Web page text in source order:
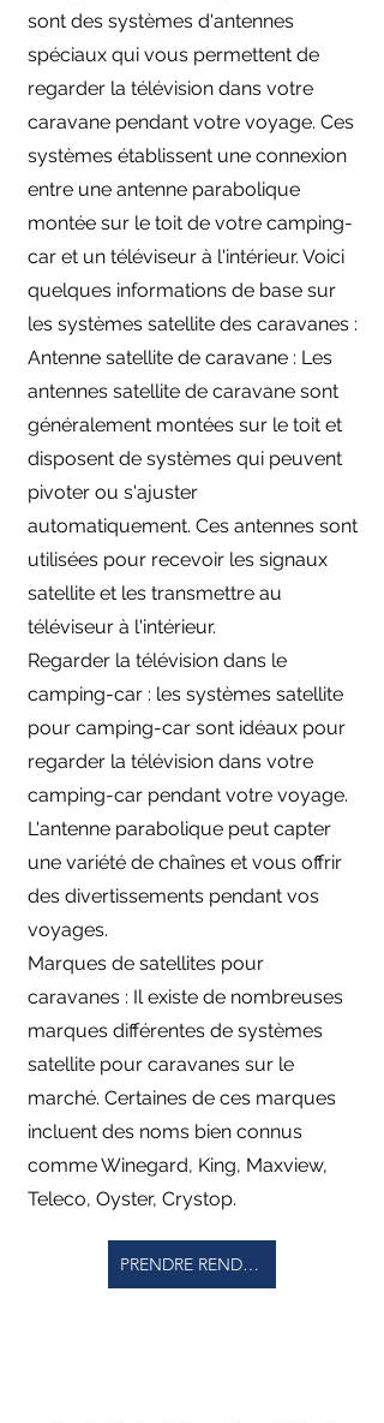
sont des systèmes d'antennes
spéciaux qui vous permettent de
regarder la télévision dans votre
caravane pendant votre voyage. Ces
systèmes établissent une connexion
entre une antenne parabolique
montée sur le toit de votre camping-
car et un téléviseur à l'intérieur. Voici
quelques informations de base sur
les systèmes satellite des caravanes :
Antenne satellite de caravane : Les
antennes satellite de caravane sont
généralement montées sur le toit et
disposent de systèmes qui peuvent
pivoter ou s'ajuster
automatiquement. Ces antennes sont
utilisées pour recevoir les signaux
satellite et les transmettre au
téléviseur à l'intérieur.
Regarder la télévision dans le
camping-car : les systèmes satellite
pour camping-car sont idéaux pour
regarder la télévision dans votre
camping-car pendant votre voyage.
L'antenne parabolique peut capter
une variété de chaînes et vous offrir
des divertissements pendant vos
voyages.
Marques de satellites pour
caravanes : Il existe de nombreuses
marques différentes de systèmes
satellite pour caravanes sur le
marché. Certaines de ces marques
incluent des noms bien connus
comme Winegard, King, Maxview,
Teleco, Oyster, Crystop.
PRENDRE RENDEZ-VOUS